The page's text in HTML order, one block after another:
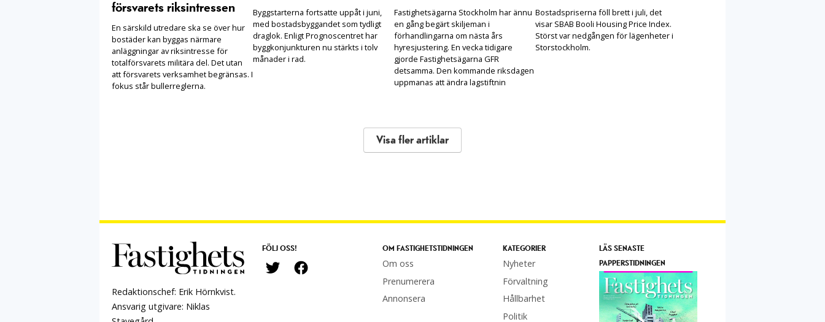
försvarets riksintressen
En särskild utredare ska se över hur
bostäder kan byggas närmare
anläggningar av riksintresse för
totalförsvarets militära del. Det utan
att försvarets verksamhet begränsas. I
fokus står bullerreglerna.
Byggstarterna fortsatte uppåt i juni,
med bostadsbyggandet som tydligt
draglok. Enligt Prognoscentret har
byggkonjunkturen nu stärkts i tolv
månader i rad.
Fastighetsägarna Stockholm har ännu
en gång begärt skiljeman i
förhandlingarna om nästa års
hyresjustering. En vecka tidigare
gjorde Fastighetsägarna GFR
detsamma. Den kommande riksdagen
uppmanas att ändra lagstiftnin
Bostadspriserna föll brett i juli, det
visar SBAB Booli Housing Price Index.
Störst var nedgången för lägenheter i
Storstockholm.
Visa fler artiklar
Redaktionschef: Erik Hörnkvist.
Ansvarig utgivare: Niklas
FÖLJ OSS! OM FASTIGHETSTIDNINGEN
Om oss
Prenumerera
Annonsera
KATEGORIER
Nyheter
Förvaltning
Hållbarhet
Politik
LÄS SENASTE
PAPPERSTIDNINGEN